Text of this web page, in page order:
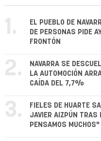
1.
EL PUEBLO DE
DE PERSONAS PIDE
FRONTÓN
2.
NAVARRA SE
LA AUTOMOCIÓN
CAÍDA DEL 7,7%
3.
FIELES DE HUARTE
JAVIER AIZPÚN TRAS
PENSAMOS MUCHOS"